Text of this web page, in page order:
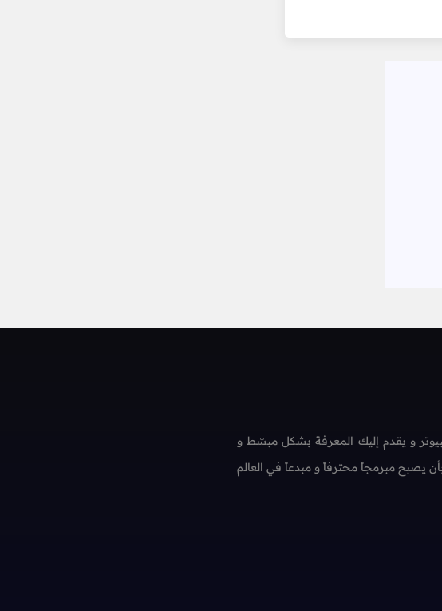
و يقدم إليك المعرفة بشكل مبسّط و
مبرمجاً محترفاً و مبدعاً في العالم